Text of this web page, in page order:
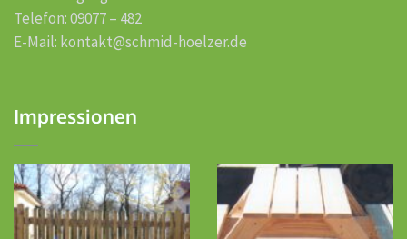
Telefon: 09077 – 482
E-Mail: kontakt@schmid-hoelzer.de
Impressionen